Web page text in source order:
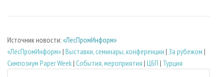
Источник новости: «ЛесПромИнформ»
«ЛесПромИнформ»| Выставки, семинары, конференции | За рубежом |
Симпозиум Paper Week| События, мероприятия | ЦБП | Турция